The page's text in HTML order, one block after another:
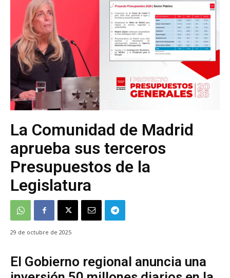
La Comunidad de Madrid
aprueba sus terceros
Presupuestos de la
Legislatura
29 de octubre de 2025
El Gobierno regional anuncia una